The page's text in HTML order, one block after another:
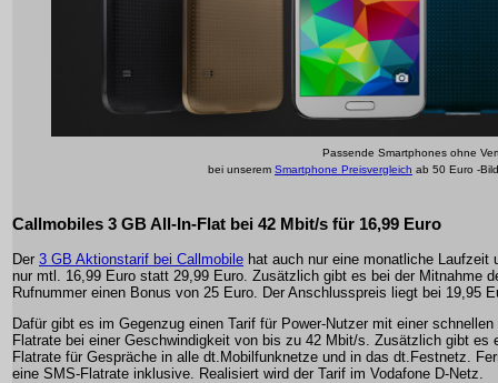
Passende Smartphones ohne
bei unserem Smartphone Preisvergleich ab 50 Euro -
Callmobiles 3 GB All-In-Flat bei 42 Mbit/s für 16,99 Euro
Der 3 GB Aktionstarif bei Callmobile hat auch nur eine monatliche Laufzeit
nur mtl. 16,99 Euro statt 29,99 Euro. Zusätzlich gibt es bei der Mitnahme
Rufnummer einen Bonus von 25 Euro. Der Anschlusspreis liegt bei 19,95
Dafür gibt es im Gegenzug einen Tarif für Power-Nutzer mit einer
Flatrate bei einer Geschwindigkeit von bis zu 42 Mbit/s. Zusätzlich gibt es
Flatrate für Gespräche in alle dt.Mobilfunknetze und in das dt.Festnetz.
eine SMS-Flatrate inklusive. Realisiert wird der Tarif im Vodafone D-Netz.